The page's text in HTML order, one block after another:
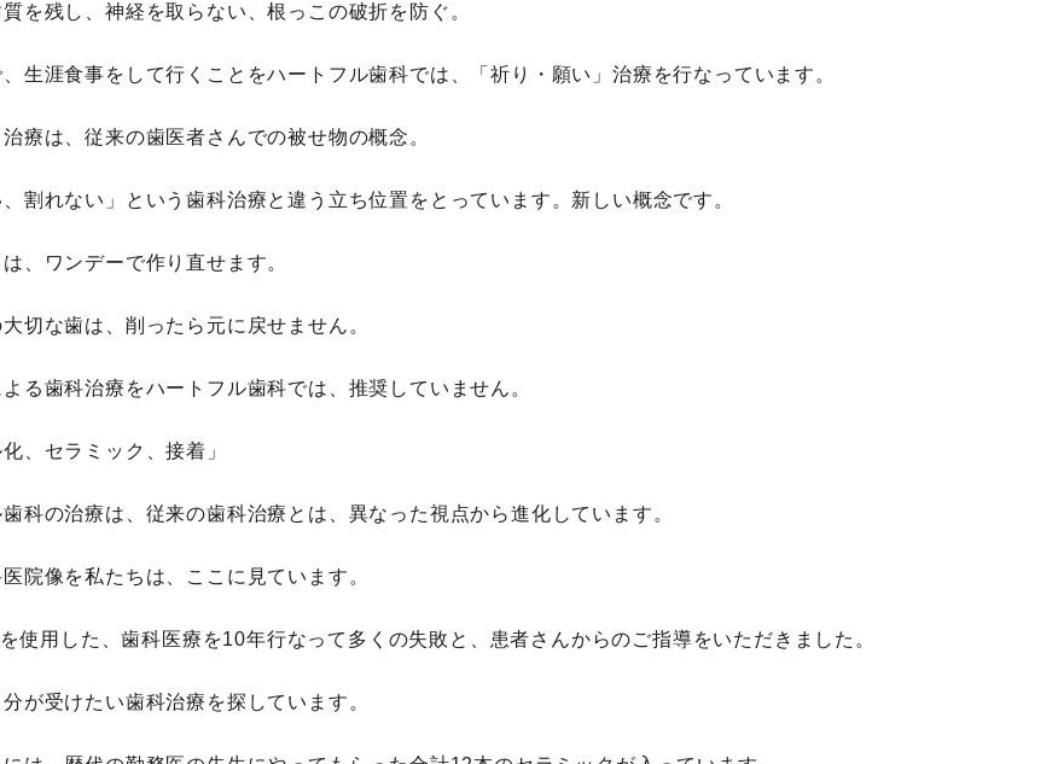
を残し、神経を取らない、根っこの破折を防ぐ。
生涯食事をして行くことをハートフル歯科では、「祈り・願い」治療を行なっています。
療は、従来の歯医者さんでの被せ物の概念。
、割れない」という歯科治療と違う立ち位置をとっています。新しい概念です。
、ワンデーで作り直せます。
切な歯は、削ったら元に戻せません。
る歯科治療をハートフル歯科では、推奨していません。
化、セラミック、接着」
科の治療は、従来の歯科治療とは、異なった視点から進化しています。
院像を私たちは、ここに見ています。
使用した、歯科医療を10年行なって多くの失敗と、患者さんからのご指導をいただきました。
が受けたい歯科治療を探しています。